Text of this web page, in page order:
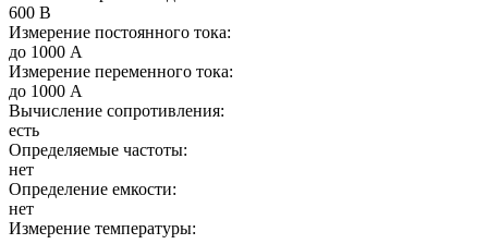
600 В
Измерение постоянного тока:
до 1000 А
Измерение переменного тока:
до 1000 А
Вычисление сопротивления:
есть
Определяемые частоты:
нет
Определение емкости:
нет
Измерение температуры: